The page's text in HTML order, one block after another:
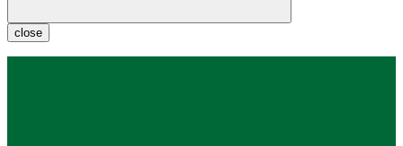
close